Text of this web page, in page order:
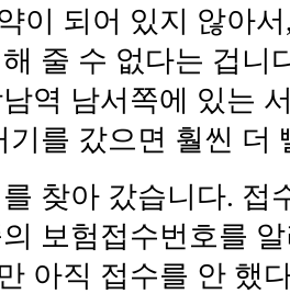
이 되어 있지 않아
줄 수 없다는 겁니
역 남서쪽에 있는
기를 갔으면 훨씬 더
찾아 갔습니다. 접
보험접수번호를
아직 접수를 안 했